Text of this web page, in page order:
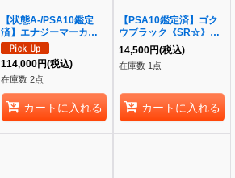
【状態A-/PSA10鑑定
済】エナジーマーカー
(42巻表紙/銀）《-》{E-
90}
114,000円(税込)
在庫数 2点
カートに入れる
【PSA10鑑定済】ゴク
ウブラック《SR☆》
{FB01-039}
14,500円(税込)
在庫数 1点
カートに入れる